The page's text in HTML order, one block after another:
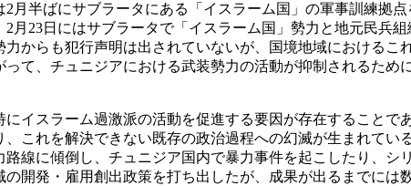
月半ばにサブラータにある「イスラーム国」の軍事訓練拠
23日にはサブラータで「イスラーム国」勢力と地元民兵組
からも犯行声明は出されていないが、国境地域におけるこ
て、チュニジアにおける武装勢力の活動が抑制されるため
スラーム過激派の活動を促進する要因が存在することであ
これを解決できない既存の政治過程への幻滅が生まれてい
線に傾倒し、チュニジア国内で暴力事件を起こしたり、シ
開発・雇用創出政策を打ち出したが、成果が出るまでには